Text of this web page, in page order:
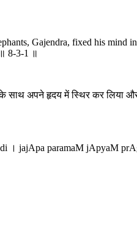
Gajendra, fixed his
8-3-1 ॥
के साथ अपने हृदय में स्थिर कर
। jajApa paramaM jApyaM